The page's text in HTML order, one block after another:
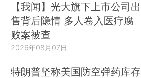
【我闻】光大旗下上市公司出
售背后隐情 多人卷入医疗腐
败案被查
2026年08月07日
特朗普坚称美国防空弹药库存